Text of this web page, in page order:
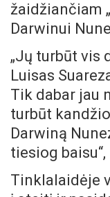
žaidžiančiam
Darwinui
„Jų turbūt vis
Luisas
Tik dabar jau
turbūt
Darwiną
tiesiog
Tinklalaidėje